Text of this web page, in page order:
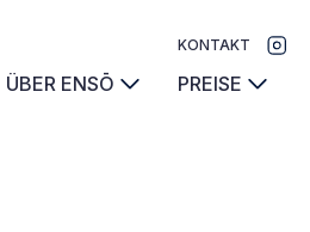
KONTAKT
ÜBER ENSŌ PREISE